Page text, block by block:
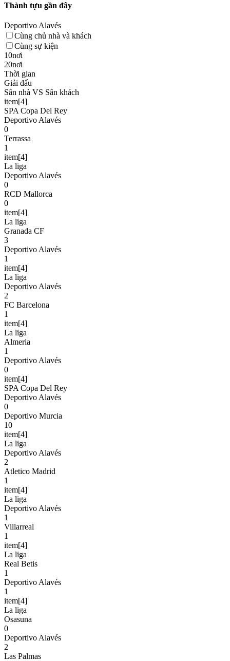
Thành tựu gần đây
Deportivo Alavés
Cùng chủ nhà và khách
Cùng sự kiện
10nơi
20nơi
Thời gian
Giải đấu
Sân nhà VS Sân khách
item[4]
SPA Copa Del Rey
Deportivo Alavés
0
Terrassa
1
item[4]
La liga
Deportivo Alavés
0
RCD Mallorca
0
item[4]
La liga
Granada CF
3
Deportivo Alavés
1
item[4]
La liga
Deportivo Alavés
2
FC Barcelona
1
item[4]
La liga
Almeria
1
Deportivo Alavés
0
item[4]
SPA Copa Del Rey
Deportivo Alavés
0
Deportivo Murcia
10
item[4]
La liga
Deportivo Alavés
2
Atletico Madrid
1
item[4]
La liga
Deportivo Alavés
1
Villarreal
1
item[4]
La liga
Real Betis
1
Deportivo Alavés
1
item[4]
La liga
Osasuna
0
Deportivo Alavés
2
Las Palmas